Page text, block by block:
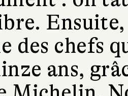
des chefs
ans,